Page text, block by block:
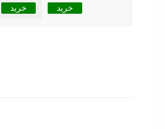
خرید خرید